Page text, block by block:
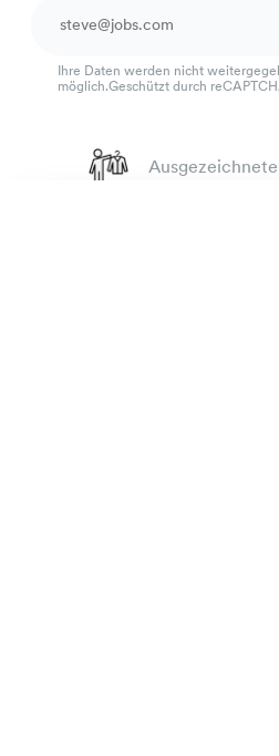
Ihre Daten werden nicht
möglich.Geschützt durch